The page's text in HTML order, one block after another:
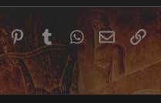
PinterestTumblr WhatsApp
E-Mail